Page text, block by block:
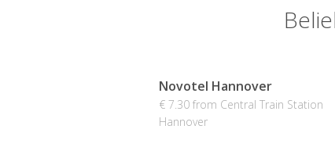
Novotel Hannover
€ 7.30 from Central Train Station
Hannover